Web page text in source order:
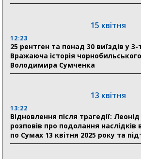
18:11
отримали 12 потужних станцій для
29 липня
18:13
Лікарня Святого Пантелеймона
28 липня
19:07
Соціальні виплати без затримок:
Сумщини профінансував 2,5 млрд
15 квітня
12:23
25 рентген та понад 30 виїздів у
Вражаюча історія
Володимира Сумченка
13 квітня
13:22
Відновлення після трагедії:
розповів про подолання
по Сумах 13 квітня 2025 року та